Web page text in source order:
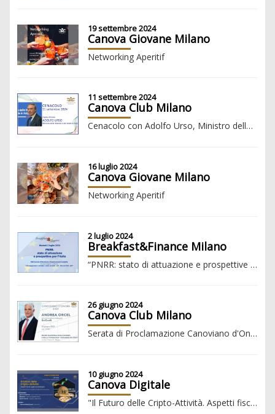
19 settembre 2024
Canova Giovane Milano
Networking Aperitif
11 settembre 2024
Canova Club Milano
Cenacolo con Adolfo Urso, Ministro delle Imprese e del Made in Italy
16 luglio 2024
Canova Giovane Milano
Networking Aperitif
2 luglio 2024
Breakfast&Finance Milano
“PNRR: stato di attuazione e prospettive per l'Italia”
26 giugno 2024
Canova Club Milano
Serata di Proclamazione Canoviano d'Onore 2024 ANDREA ORCEL
10 giugno 2024
Canova Digitale
"Il Futuro delle Cripto-Attività. Aspetti fiscali, legali e tecnologici"